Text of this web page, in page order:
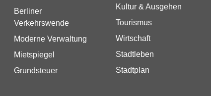
Berliner
Verkehrswende
Moderne Verwaltung
Mietspiegel
Grundsteuer
Kultur & Ausgehen
Tourismus
Wirtschaft
Stadtleben
Stadtplan